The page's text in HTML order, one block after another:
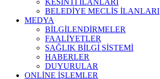
BELEDİYE MECLİS İLANLARI
MEDYA
BİLGİLENDİRMELER
FAALİYETLER
SAĞLIK BİLGİ SİSTEMİ
HABERLER
DUYURULAR
ONLİNE İŞLEMLER